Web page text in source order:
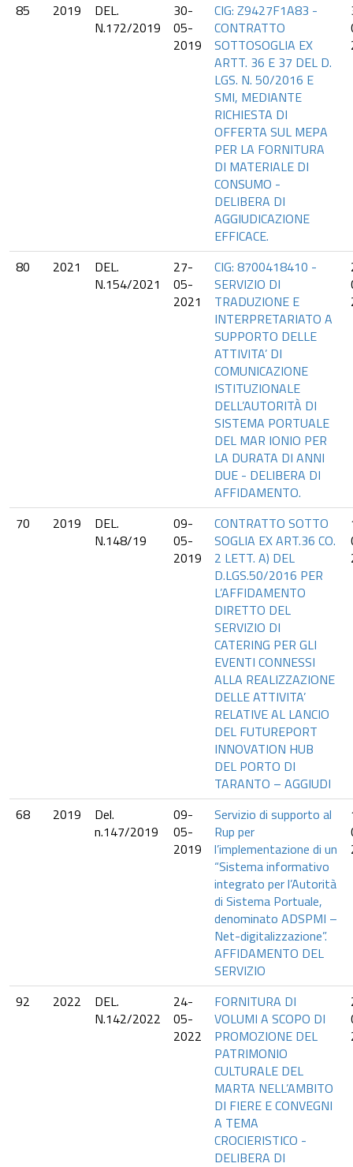
85 2019
DEL.
N.172/2019
30-
05-
2019
CIG: Z9427F1A83 -
CONTRATTO
SOTTOSOGLIA EX
ARTT. 36 E 37 DEL D.
LGS. N. 50/2016 E
SMI, MEDIANTE
RICHIESTA DI
OFFERTA SUL MEPA
PER LA FORNITURA
DI MATERIALE DI
CONSUMO -
DELIBERA DI
AGGIUDICAZIONE
EFFICACE.
80 2021
DEL.
N.154/2021
27-
05-
2021
CIG: 8700418410 -
SERVIZIO DI
TRADUZIONE E
INTERPRETARIATO A
SUPPORTO DELLE
ATTIVITA’ DI
COMUNICAZIONE
ISTITUZIONALE
DELL’AUTORITÀ DI
SISTEMA PORTUALE
DEL MAR IONIO PER
LA DURATA DI ANNI
DUE - DELIBERA DI
AFFIDAMENTO.
70 2019
DEL.
N.148/19
09-
05-
2019
CONTRATTO SOTTO
SOGLIA EX ART.36 CO.
2 LETT. A) DEL
D.LGS.50/2016 PER
L’AFFIDAMENTO
DIRETTO DEL
SERVIZIO DI
CATERING PER GLI
EVENTI CONNESSI
ALLA REALIZZAZIONE
DELLE ATTIVITA’
RELATIVE AL LANCIO
DEL FUTUREPORT
INNOVATION HUB
DEL PORTO DI
TARANTO – AGGIUDI
68 2019
Del.
n.147/2019
09-
05-
2019
Servizio di supporto al
Rup per
l’implementazione di un
“Sistema informativo
integrato per l’Autorità
di Sistema Portuale,
denominato ADSPMI –
Net-digitalizzazione”.
AFFIDAMENTO DEL
SERVIZIO
92 2022
DEL.
N.142/2022
24-
05-
2022
FORNITURA DI
VOLUMI A SCOPO DI
PROMOZIONE DEL
PATRIMONIO
CULTURALE DEL
MARTA NELL’AMBITO
DI FIERE E CONVEGNI
A TEMA
CROCIERISTICO -
DELIBERA DI